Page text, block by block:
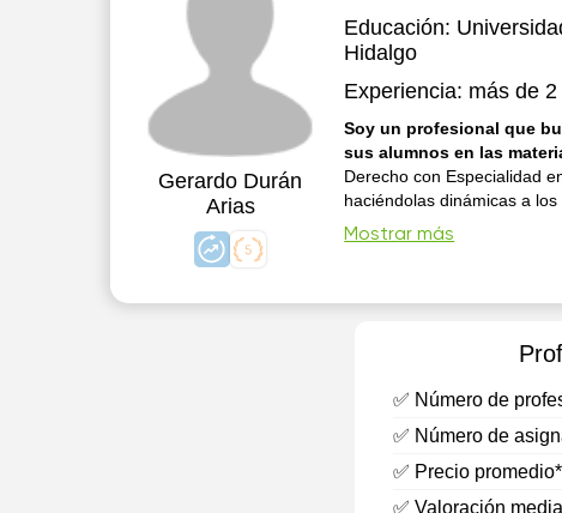
Gerardo Durán
Arias
Educación:
Hidalgo
Experiencia: más de
Soy un profesional que
sus alumnos en las
Derecho con Especialidad
haciéndolas dinámicas a
comprensión de los temas
Mostrar más
✅ Número de
✅ Número de
✅ Precio
✅ Valoración